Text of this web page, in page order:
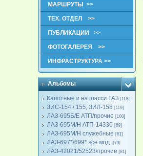
МАРШРУТЫ >>
ТЕХ. ОТДЕЛ >>
ПУБЛИКАЦИИ >>
ФОТОГАЛЕРЕЯ >>
ИНФРАСТРУКТУРА >>
Альбомы
Капотные и на шасси ГАЗ [118]
ЗИС-154 / 155, ЗИЛ-158 [119]
ЛАЗ-695Б/Е АТП/прочие [100]
ЛАЗ-695М/Н АТП-14330 [69]
ЛАЗ-695М/Н служебные [61]
ЛАЗ-697*/699* все мод. [79]
ЛАЗ-42021/52523/прочие [81]